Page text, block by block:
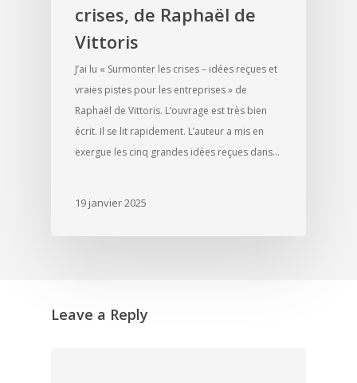
crises, de Raphaël de
Vittoris
J’ai lu « Surmonter les crises – idées reçues et
vraies pistes pour les entreprises » de
Raphaël de Vittoris. L’ouvrage est très bien
écrit. Il se lit rapidement. L’auteur a mis en
exergue les cinq grandes idées reçues dans…
19 janvier 2025
Leave a Reply